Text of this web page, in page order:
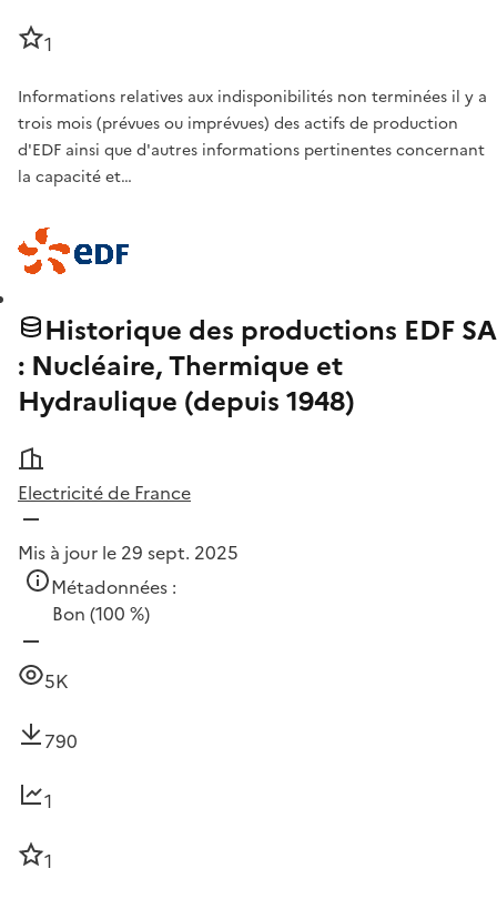
1
Informations relatives aux indisponibilités non terminées il y a
trois mois (prévues ou imprévues) des actifs de production
d'EDF ainsi que d'autres informations pertinentes concernant
la capacité et…
Historique des productions EDF SA
: Nucléaire, Thermique et
Hydraulique (depuis 1948)
Electricité de France
Mis à jour le 29 sept. 2025
Métadonnées :
Bon (100 %)
5K
790
1
1